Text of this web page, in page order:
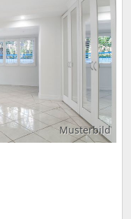
Musterbild